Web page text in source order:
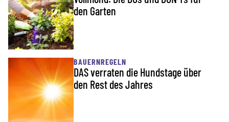
den Garten
BAUERNREGELN
DAS verraten die Hundstage über
den Rest des Jahres